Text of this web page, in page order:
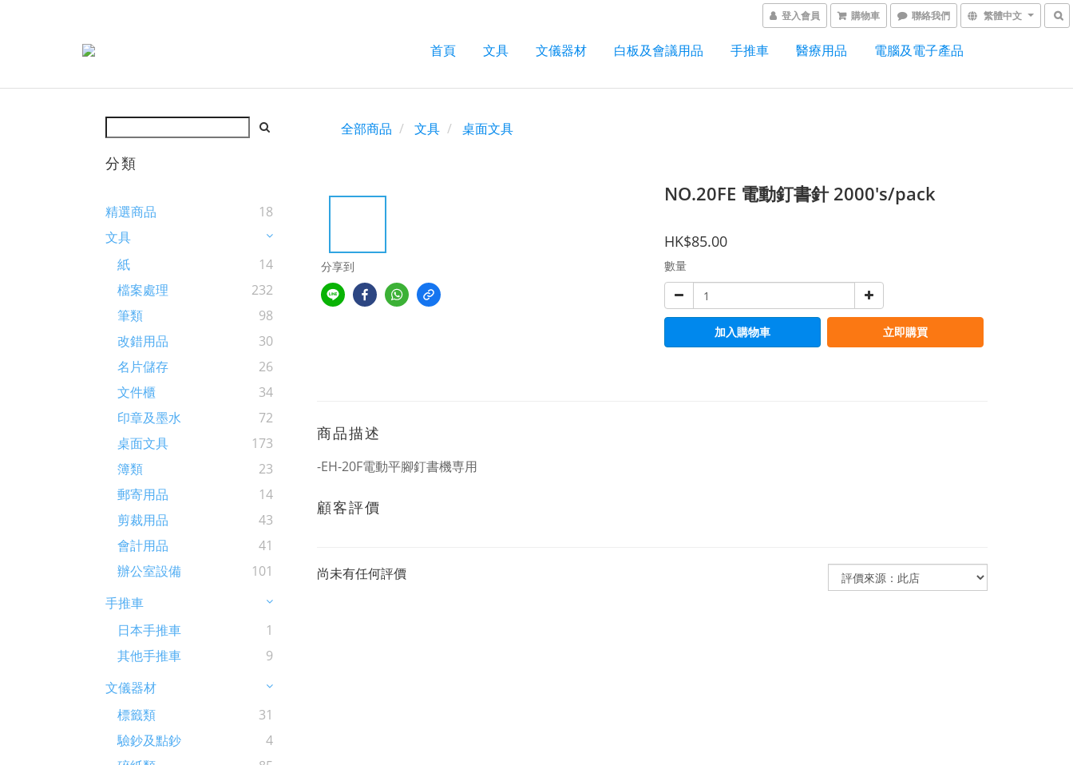
登入會員 購物車 聯絡我們 繁體中文
首頁 文具 文儀器材 白板及會議用品 手推車 醫療用品 電腦及電子產品
分類
精選商品
18
文具
紙
14
檔案處理
232
筆類
98
改錯用品
30
名片儲存
26
文件櫃
34
印章及墨水
72
桌面文具
173
簿類
23
郵寄用品
14
剪裁用品
43
會計用品
41
辦公室設備
101
手推車
日本手推車
1
其他手推車
9
文儀器材
標籤類
31
驗鈔及點鈔
4
全部商品 文具 桌面文具
分享到
NO.20FE 電動釘書針 2000's/pack
HK$85.00
數量
加入購物車 立即購買
商品描述
-EH-20F電動平腳釘書機専用
顧客評價
尚未有任何評價